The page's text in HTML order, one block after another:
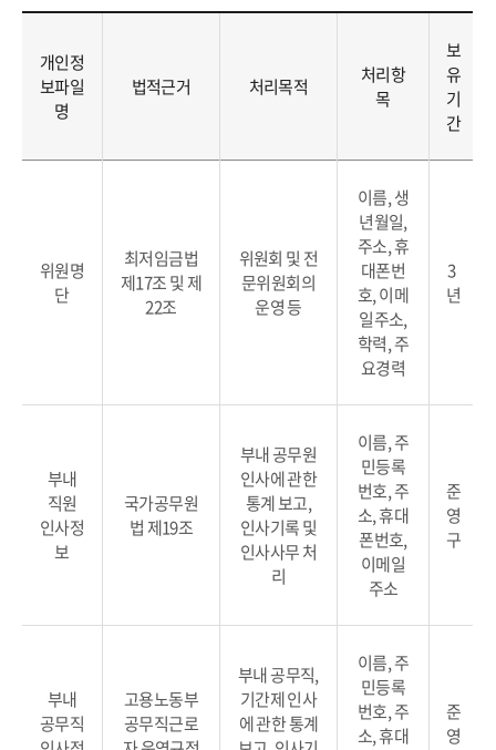
개인정
보파일
명
법적근거 처리목적
처리항
목
보
유
기
간
위원명
단
최저임금법
제17조 및 제
22조
위원회 및 전
문위원회의
운영 등
이름, 생
년월일,
주소, 휴
대폰번
호, 이메
일주소,
학력, 주
요경력
3
년
부내
직원
인사정
보
국가공무원
법 제19조
부내 공무원
인사에 관한
통계 보고,
인사기록 및
인사사무 처
리
이름, 주
민등록
번호, 주
소, 휴대
폰번호,
이메일
주소
준
영
구
부내
공무직
고용노동부
공무직근로
부내 공무직,
기간제 인사
에 관한 통계
이름, 주
민등록
번호, 주
소, 휴대
준
영